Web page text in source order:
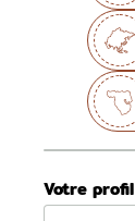
Votre profil